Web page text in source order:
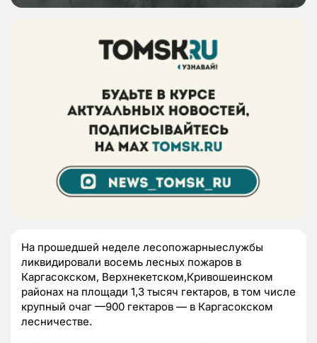
На прошедшей неделе лесопожарныеслужбы
ликвидировали восемь лесных пожаров в
Каргасокском, Верхнекетском,Кривошеинском
районах на площади 1,3 тысяч гектаров, в том числе
крупный очаг —900 гектаров — в Каргасокском
лесничестве.